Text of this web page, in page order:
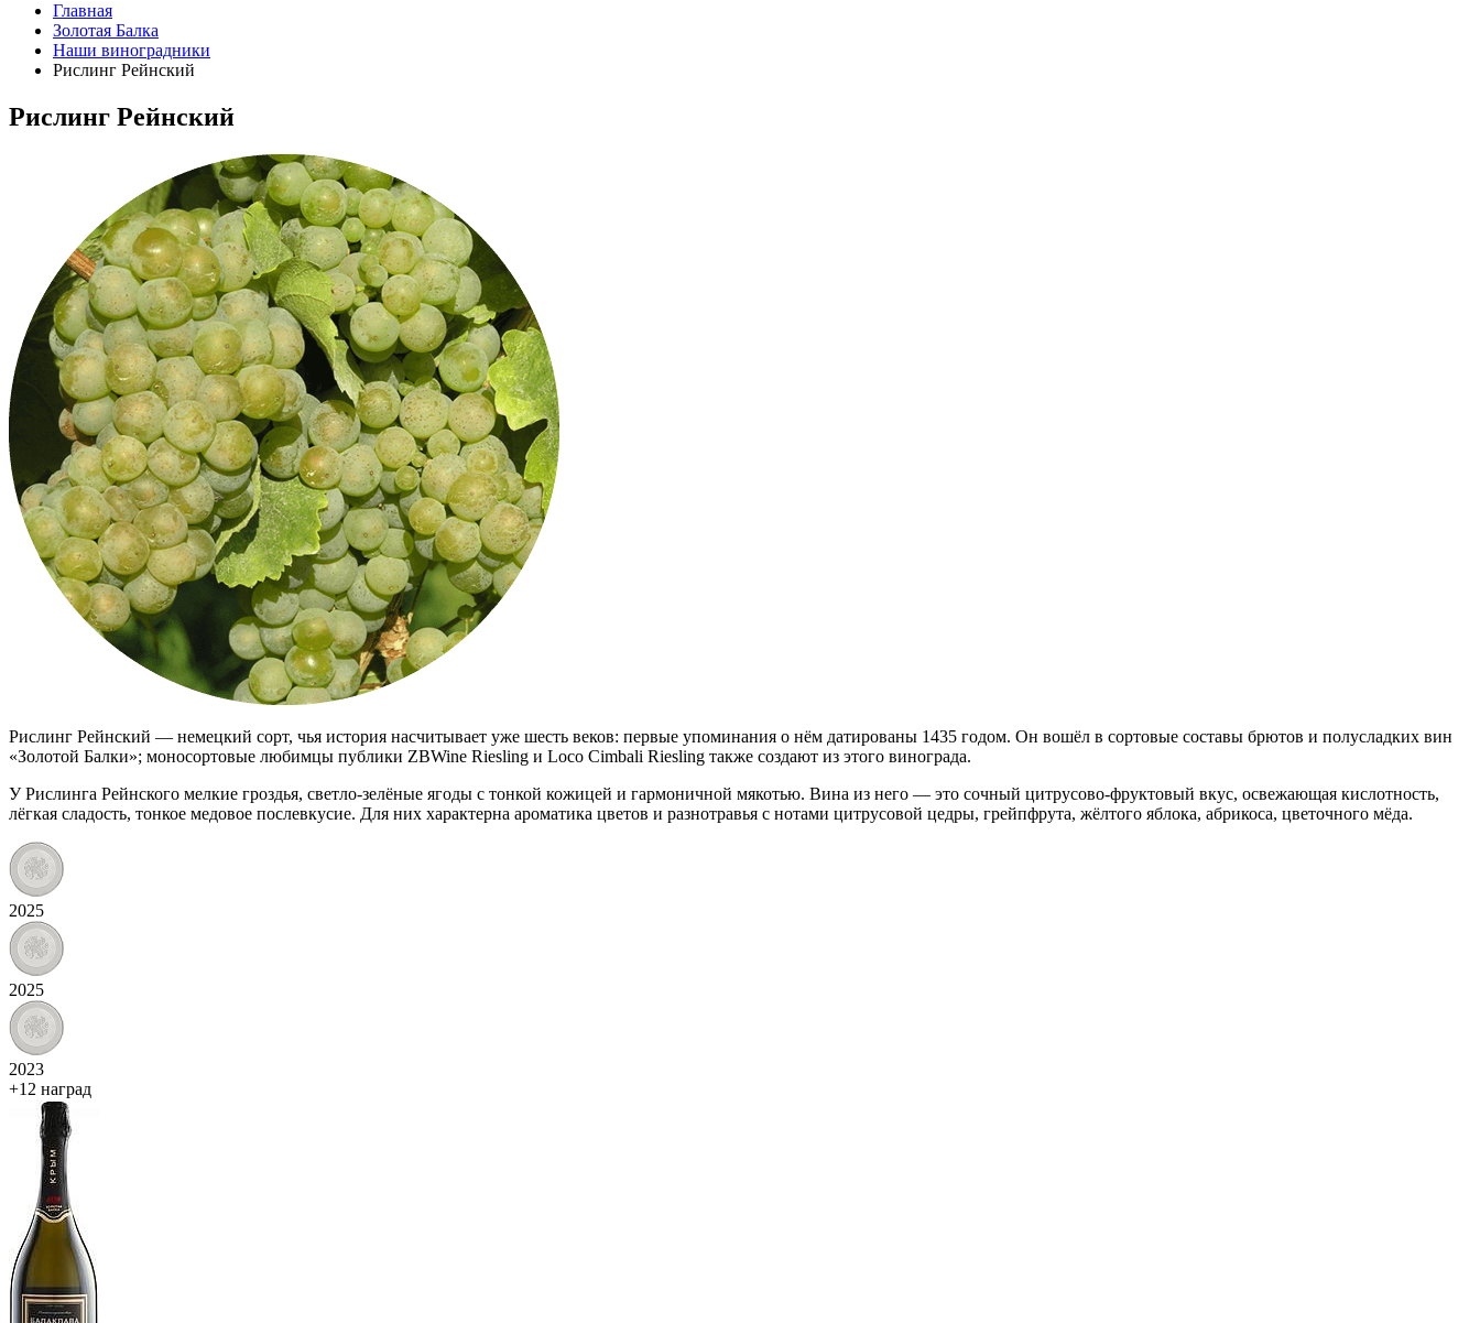
Главная
Золотая Балка
Наши виноградники
Рислинг Рейнский
Рислинг Рейнский
Рислинг Рейнский — немецкий сорт, чья история насчитывает уже шесть веков: первые упоминания о нём датированы 1435 годом. Он вошёл в сортовые составы брютов и полусладких вин
«Золотой Балки»; моносортовые любимцы публики ZBWine Riesling и Loco Cimbali Riesling также создают из этого винограда.
У Рислинга Рейнского мелкие гроздья, светло-зелёные ягоды с тонкой кожицей и гармоничной мякотью. Вина из него — это сочный цитрусово-фруктовый вкус, освежающая кислотность,
лёгкая сладость, тонкое медовое послевкусие. Для них характерна ароматика цветов и разнотравья с нотами цитрусовой цедры, грейпфрута, жёлтого яблока, абрикоса, цветочного мёда.
2025
2025
2023
+12 наград